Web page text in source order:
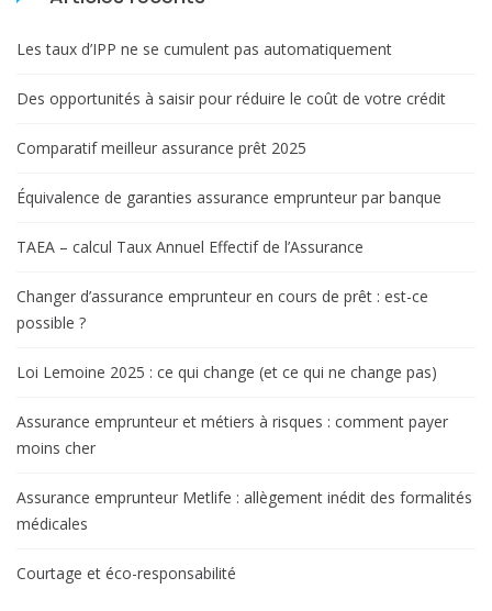
Les taux d’IPP ne se cumulent pas automatiquement
Des opportunités à saisir pour réduire le coût de votre crédit
Comparatif meilleur assurance prêt 2025
Équivalence de garanties assurance emprunteur par banque
TAEA – calcul Taux Annuel Effectif de l’Assurance
Changer d’assurance emprunteur en cours de prêt : est-ce
possible ?
Loi Lemoine 2025 : ce qui change (et ce qui ne change pas)
Assurance emprunteur et métiers à risques : comment payer
moins cher
Assurance emprunteur Metlife : allègement inédit des formalités
médicales
Courtage et éco-responsabilité